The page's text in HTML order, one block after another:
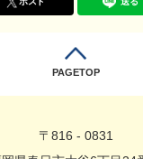
PAGETOP
〒816 - 0831